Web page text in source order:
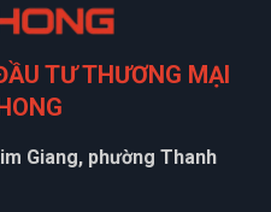
TƯ THƯƠNG MẠI
Giang, phường Thanh